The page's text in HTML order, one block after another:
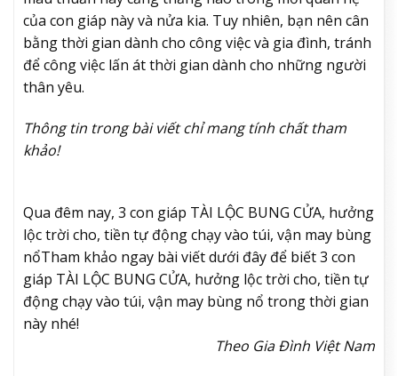
của con giáp này và nửa kia. Tuy nhiên, bạn nên cân
bằng thời gian dành cho công việc và gia đình, tránh
để công việc lấn át thời gian dành cho những người
thân yêu.
Thông tin trong bài viết chỉ mang tính chất tham
khảo!
Qua đêm nay, 3 con giáp TÀI LỘC BUNG CỬA, hưởng
lộc trời cho, tiền tự động chạy vào túi, vận may bùng
nổTham khảo ngay bài viết dưới đây để biết 3 con
giáp TÀI LỘC BUNG CỬA, hưởng lộc trời cho, tiền tự
động chạy vào túi, vận may bùng nổ trong thời gian
này nhé!
Theo Gia Đình Việt Nam